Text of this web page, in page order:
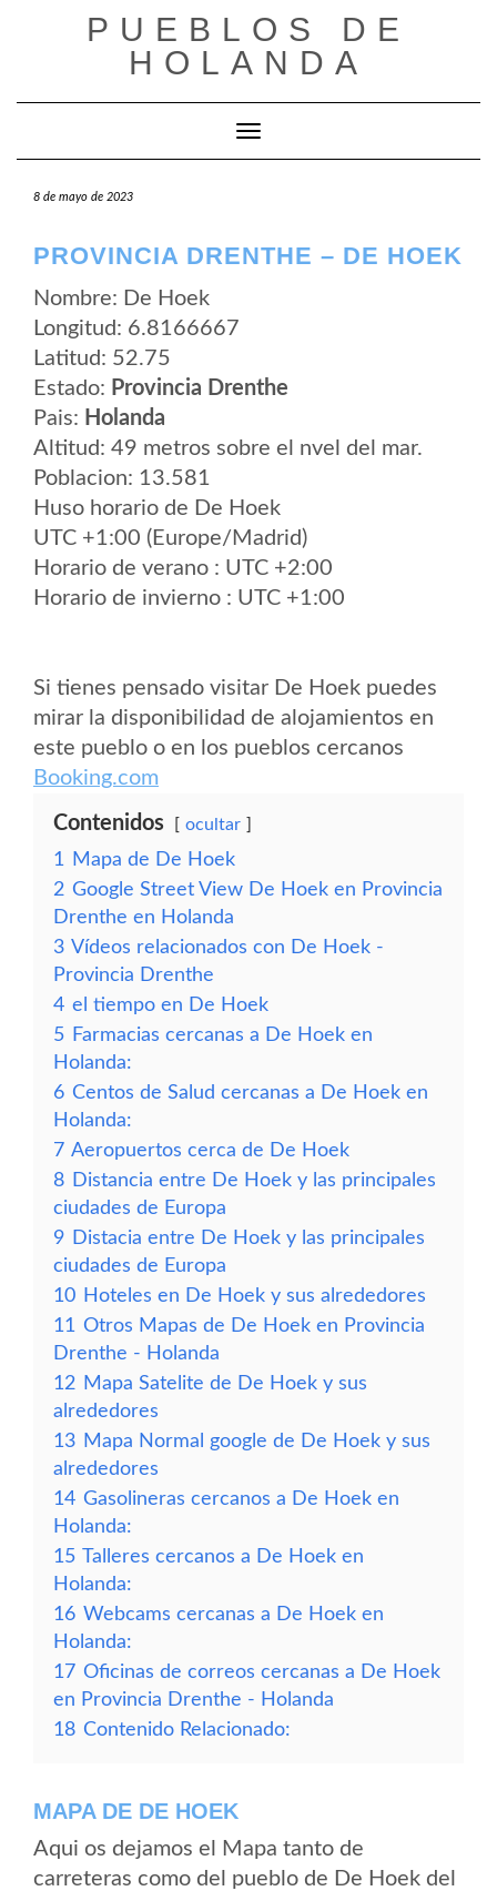
PUEBLOS DE
HOLANDA
Cambiar modo de navegación
8 de mayo de 2023
PROVINCIA DRENTHE – DE HOEK
Nombre: De Hoek
Longitud: 6.8166667
Latitud: 52.75
Estado: Provincia Drenthe
Pais: Holanda
Altitud: 49 metros sobre el nvel del mar.
Poblacion: 13.581
Huso horario de De Hoek
UTC +1:00 (Europe/Madrid)
Horario de verano : UTC +2:00
Horario de invierno : UTC +1:00
Si tienes pensado visitar De Hoek puedes
mirar la disponibilidad de alojamientos en
este pueblo o en los pueblos cercanos
Booking.com
Contenidos ocultar
1
Mapa de De Hoek
2 Google Street View De Hoek en Provincia
Drenthe en Holanda
3 Vídeos relacionados con De Hoek -
Provincia Drenthe
4 el tiempo en De Hoek
5 Farmacias cercanas a De Hoek en
Holanda:
6 Centos de Salud cercanas a De Hoek en
Holanda:
7 Aeropuertos cerca de De Hoek
8 Distancia entre De Hoek y las principales
ciudades de Europa
9 Distacia entre De Hoek y las principales
ciudades de Europa
10 Hoteles en De Hoek y sus alrededores
11 Otros Mapas de De Hoek en Provincia
Drenthe - Holanda
12 Mapa Satelite de De Hoek y sus
alrededores
13 Mapa Normal google de De Hoek y sus
alrededores
14 Gasolineras cercanos a De Hoek en
Holanda:
15 Talleres cercanos a De Hoek en
Holanda:
16 Webcams cercanas a De Hoek en
Holanda:
17 Oficinas de correos cercanas a De Hoek
en Provincia Drenthe - Holanda
18 Contenido Relacionado:
MAPA DE DE HOEK
Aqui os dejamos el Mapa tanto de
carreteras como del pueblo de De Hoek del